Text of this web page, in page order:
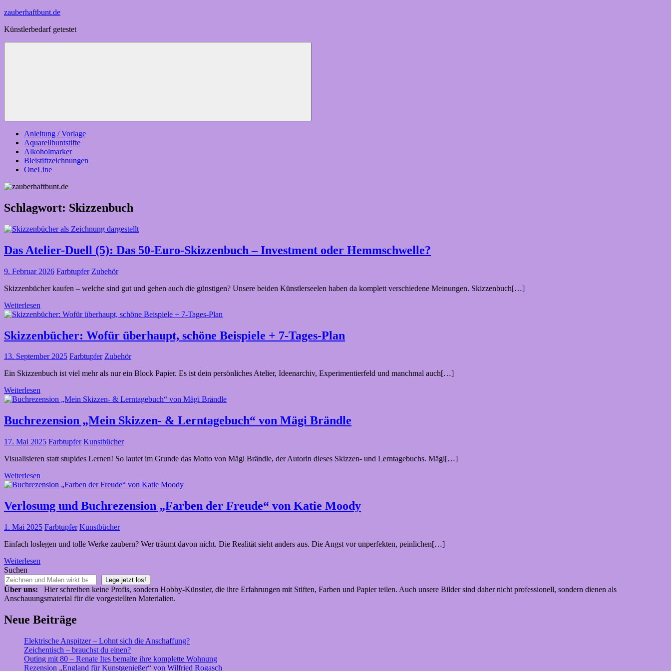
Zum
springen
zauberhaftbunt.de
Künstlerbedarf getestet
Menü
Anleitung / Vorlage
Aquarellbuntstifte
Alkoholmarker
Bleistiftzeichnungen
OneLine
Schlagwort: Skizzenbuch
Das Atelier-Duell (5): Das 50-Euro-Skizzenbuch – Investment oder Hemmschwelle?
9. Februar 2026 Farbtupfer Zubehör
Skizzenbücher kaufen – welche sind gut und gehen auch die günstigen? Unsere beiden Künstlerseelen haben da komplett verschiedene Meinungen. Skizzenbuch[…]
Weiterlesen
Skizzenbücher: Wofür überhaupt, schöne Beispiele + 7-Tages-Plan
13. September 2025 Farbtupfer Zubehör
Ein Skizzenbuch ist viel mehr als nur ein Block Papier. Es ist dein persönliches Atelier, Ideenarchiv, Experimentierfeld und manchmal auch[…]
Weiterlesen
Buchrezension „Mein Skizzen- & Lerntagebuch“ von Mägi Brändle
17. Mai 2025 Farbtupfer Kunstbücher
Visualisieren statt stupides Lernen! So lautet im Grunde das Motto von Mägi Brändle, der Autorin dieses Skizzen- und Lerntagebuchs. Mägi[…]
Weiterlesen
Verlosung und Buchrezension „Farben der Freude“ von Katie Moody
1. Mai 2025 Farbtupfer Kunstbücher
Einfach loslegen und tolle Werke zaubern? Wer träumt davon nicht. Die Realität sieht anders aus. Die Angst vor unperfekten, peinlichen[…]
Weiterlesen
Suchen
Lege jetzt los!
Über uns: Hier schreiben keine Profis, sondern Hobby-Künstler, die ihre Erfahrungen mit Stiften, Farben und Papier teilen. Auch unsere Bilder sind daher nicht professionell, sondern dienen als
Anschauungsmaterial für die vorgestellten Materialien.
Neue Beiträge
Elektrische Anspitzer – Lohnt sich die Anschaffung?
Zeichentisch – brauchst du einen?
Outing mit 80 – Renate Ites bemalte ihre komplette Wohnung
Rezension „England für Kunstgenießer“ von Wilfried Rogasch